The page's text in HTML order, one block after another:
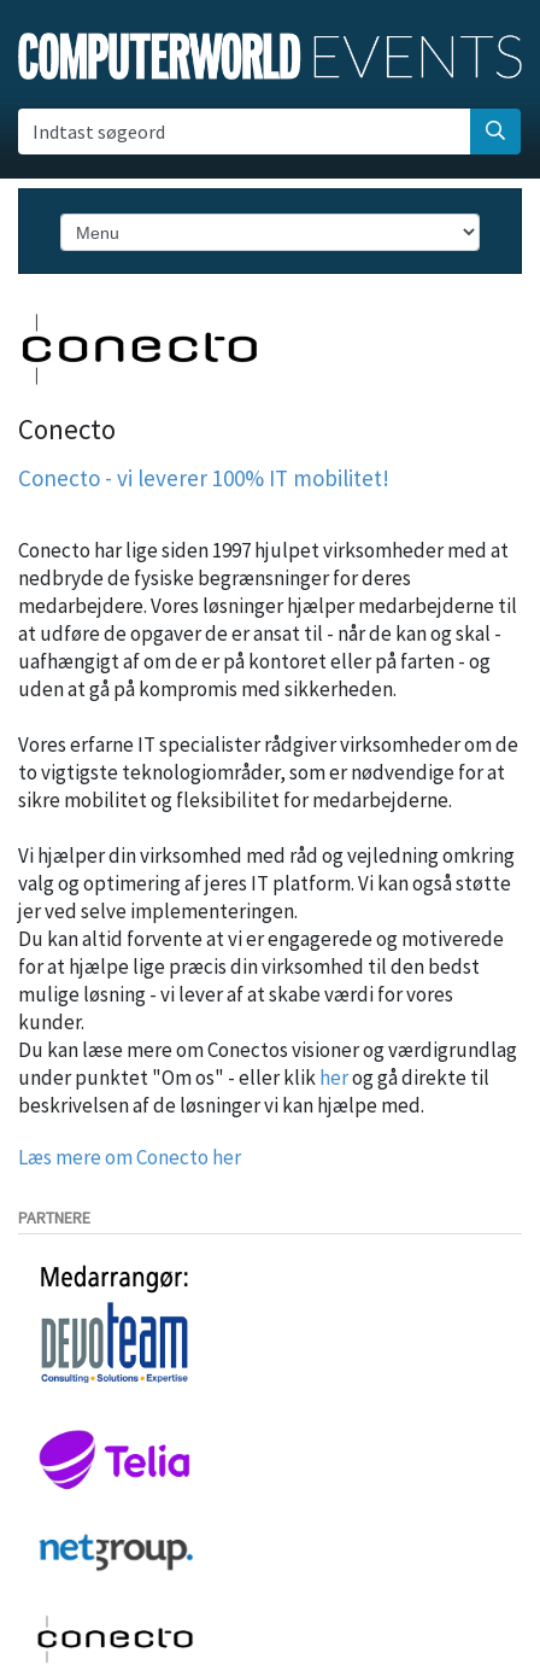
Indtast søgeord
Conecto
Conecto - vi leverer 100% IT mobilitet!
Conecto har lige siden 1997 hjulpet virksomheder med at
nedbryde de fysiske begrænsninger for deres
medarbejdere. Vores løsninger hjælper medarbejderne til
at udføre de opgaver de er ansat til - når de kan og skal -
uafhængigt af om de er på kontoret eller på farten - og
uden at gå på kompromis med sikkerheden.
Vores erfarne IT specialister rådgiver virksomheder om de
to vigtigste teknologiområder, som er nødvendige for at
sikre mobilitet og fleksibilitet for medarbejderne.
Vi hjælper din virksomhed med råd og vejledning omkring
valg og optimering af jeres IT platform. Vi kan også støtte
jer ved selve implementeringen.
Du kan altid forvente at vi er engagerede og motiverede
for at hjælpe lige præcis din virksomhed til den bedst
mulige løsning - vi lever af at skabe værdi for vores
kunder.
Du kan læse mere om Conectos visioner og værdigrundlag
under punktet "Om os" - eller klikherog gå direkte til
beskrivelsen af de løsninger vi kan hjælpe med.
Læs mere om Conecto her
PARTNERE